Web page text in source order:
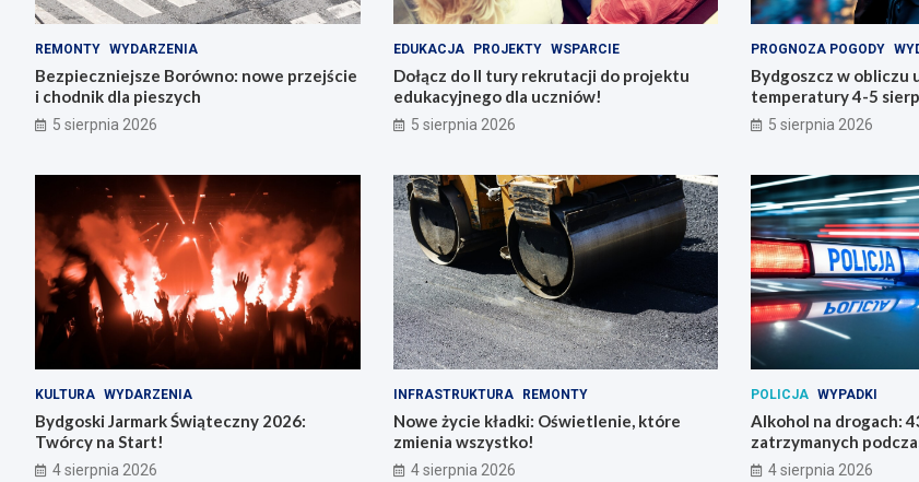
REMONTY WYDARZENIA
Bezpieczniejsze Borówno: nowe przejście
i chodnik dla pieszych
5 sierpnia 2026
EDUKACJA PROJEKTY WSPARCIE
Dołącz do II tury rekrutacji do projektu
edukacyjnego dla uczniów!
5 sierpnia 2026
PROGNOZA POGODY
Bydgoszcz w obliczu
temperatury 4-5
5 sierpnia 2026
KULTURA WYDARZENIA
Bydgoski Jarmark Świąteczny 2026:
Twórcy na Start!
4 sierpnia 2026
INFRASTRUKTURA REMONTY
Nowe życie kładki: Oświetlenie, które
zmienia wszystko!
4 sierpnia 2026
POLICJA WYPADKI
Alkohol na drogach:
zatrzymanych
4 sierpnia 2026